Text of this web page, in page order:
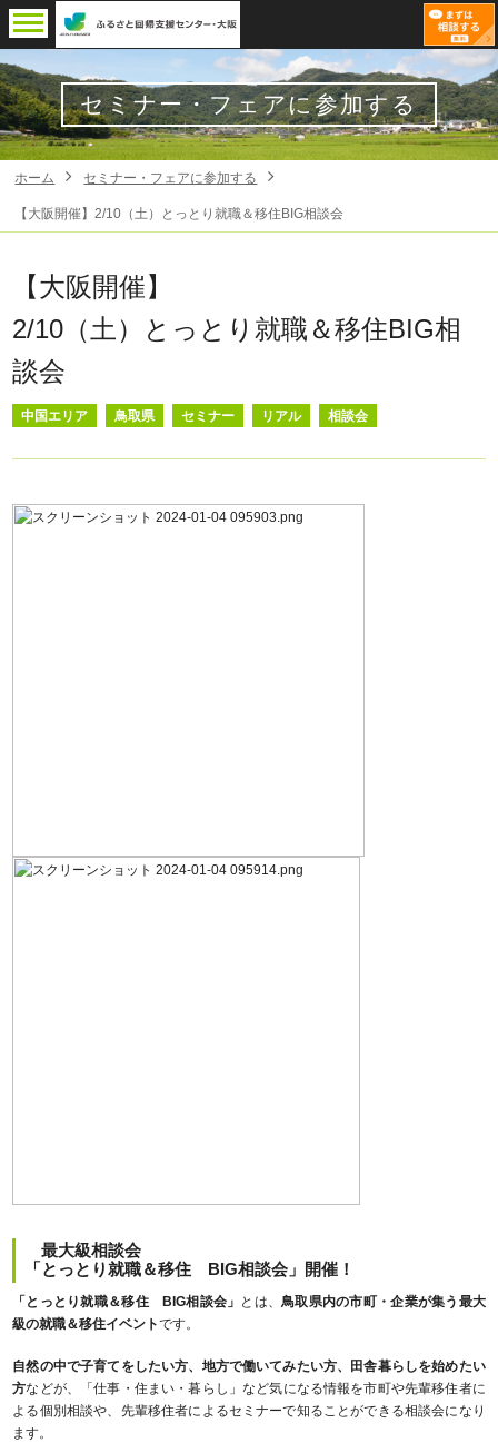
セミナー・フェアに参加する
ホーム セミナー・フェアに参加する
【大阪開催】2/10（土）とっとり就職＆移住BIG相談会
【大阪開催】
2/10（土）とっとり就職＆移住BIG相
談会
中国エリア 鳥取県 セミナー リアル 相談会
最大級相談会
「とっとり就職＆移住 BIG相談会」開催！
「とっとり就職＆移住 BIG相談会」 とは、鳥取県内の市町・企業が集う最大
級の就職＆移住イベントです。
自然の中で子育てをしたい方、地方で働いてみたい方、田舎暮らしを始めたい
方などが、「仕事・住まい・暮らし」など気になる情報を市町や先輩移住者に
よる個別相談や、先輩移住者によるセミナーで知ることができる相談会になり
ます。